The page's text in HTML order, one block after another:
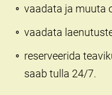
vaadata ja muuta
vaadata
reserveerida
saab tulla 24/7.